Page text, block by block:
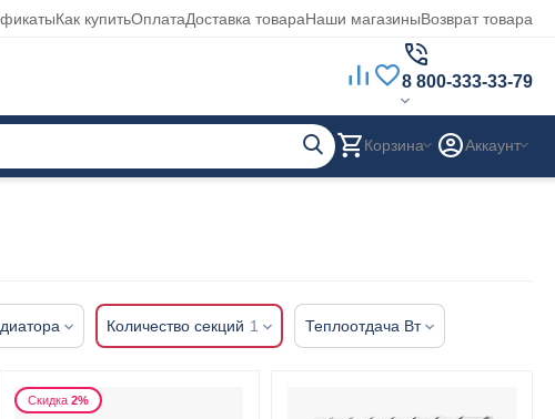
Как купитьОплатаДоставка товараНаши магазиныВозврат товара
8 800-333-33-79
Корзина Аккаунт
Количество секций 1 Теплоотдача Вт
Скидка 2%